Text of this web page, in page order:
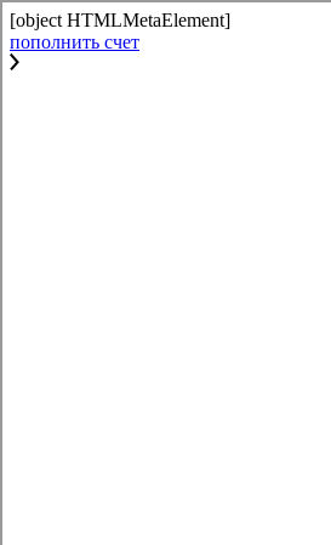
[object HTMLMetaElement]
пополнить счет